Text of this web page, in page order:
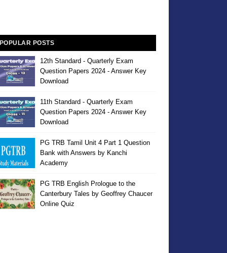
POPULAR POSTS
12th Standard - Quarterly Exam
Question Papers 2024 - Answer Key
Download
11th Standard - Quarterly Exam
Question Papers 2024 - Answer Key
Download
PG TRB Tamil Unit 4 Part 1 Question
Bank with Answers by Kanchi
Academy
PG TRB English Prologue to the
Canterbury Tales by Geoffrey Chaucer
Online Quiz